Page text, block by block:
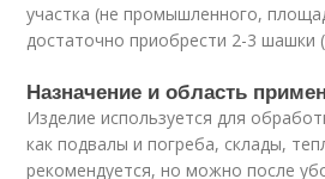
участка (не промышленного,
достаточно приобрести 2-3 шашки
Назначение и область
Изделие используется для
как подвалы и погреба, склады,
рекомендуется, но можно после